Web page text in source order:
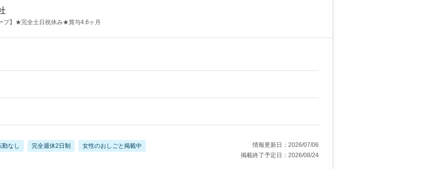
プ】★完全土日祝休み★賞与4.6ヶ月
勤なし 完全週休2日制 女性のおしごと掲載中
情報更新日：2026/07/06
掲載終了予定日：2026/08/24